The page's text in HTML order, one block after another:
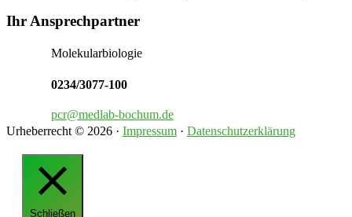
Seitenspalte
Ihr Ansprechpartner
Molekularbiologie
0234/3077-100
pcr@medlab-bochum.de
Urheberrecht © 2026 · Impressum · Datenschutzerklärung
Schließen